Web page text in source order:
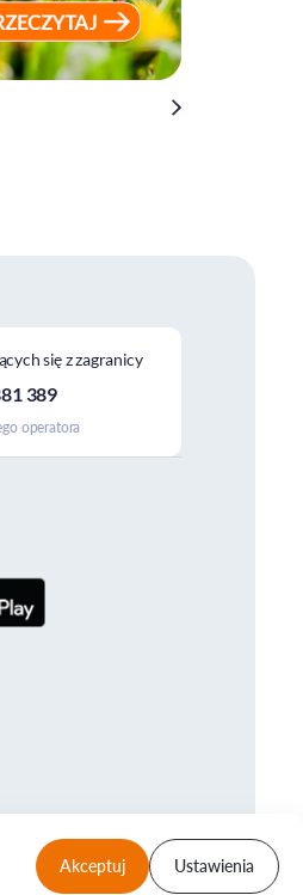
się z zagranicy
389
operatora
Akceptuj Ustawienia